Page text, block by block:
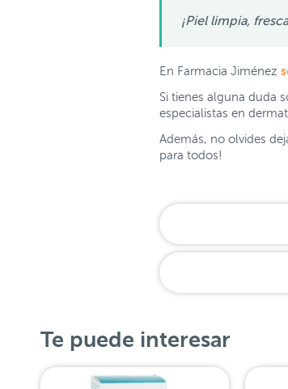
¡Piel limpia,
En Farmacia Jiménez
Si tienes alguna duda
especialistas en
Además, no olvides
para todos!
Te puede interesar